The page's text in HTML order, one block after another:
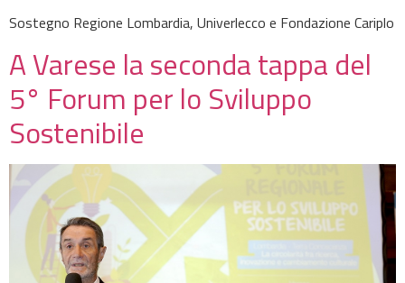
Sostegno Regione Lombardia, Univerlecco e Fondazione Cariplo
A Varese la seconda tappa del
5° Forum per lo Sviluppo
Sostenibile